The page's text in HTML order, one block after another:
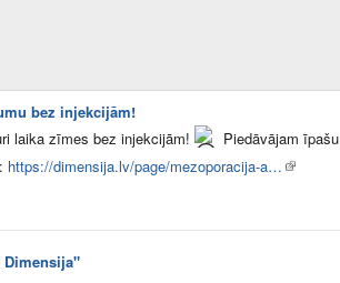
bez injekcijām!
laika zīmes bez injekcijām!
Piedāvājam īpašu
https://dimensija.lv/page/mezoporacija-a…